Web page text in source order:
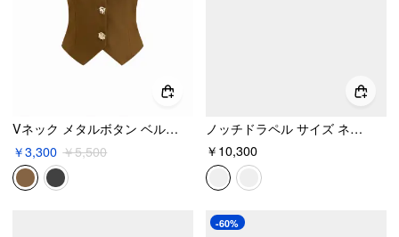
Vネック メタルボタン ベルト付き アシンメトリーヘム ブレザーベスト
￥3,300 ￥5,500
ノッチドラペル サイズ ネクタイ ボタン オーバーサイズ ブレザー
￥10,300
-60%